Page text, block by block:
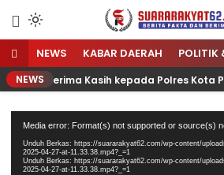
Sumber Referensi
NEWS KABAR DAERAH POLITIK
NEWS
Terima Kasih kepada Polres Kota
Video
Media error: Format(s) not supported or source(s)
Unduh Berkas: https://suararakyat62.com/wp-content/
2025-04-27-at-11.33.38.mp4?_=1
Unduh Berkas: https://suararakyat62.com/wp-content/
2025-04-27-at-11.33.38.mp4?_=1